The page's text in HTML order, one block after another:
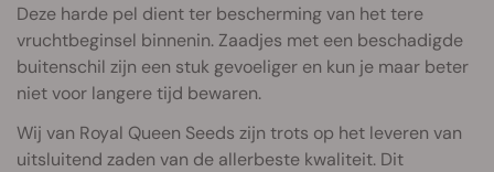
Deze harde pel dient ter bescherming van het tere
vruchtbeginsel binnenin. Zaadjes met een beschadigde
buitenschil zijn een stuk gevoeliger en kun je maar beter
niet voor langere tijd bewaren.
Wij van Royal Queen Seeds zijn trots op het leveren van
uitsluitend zaden van de allerbeste kwaliteit. Dit